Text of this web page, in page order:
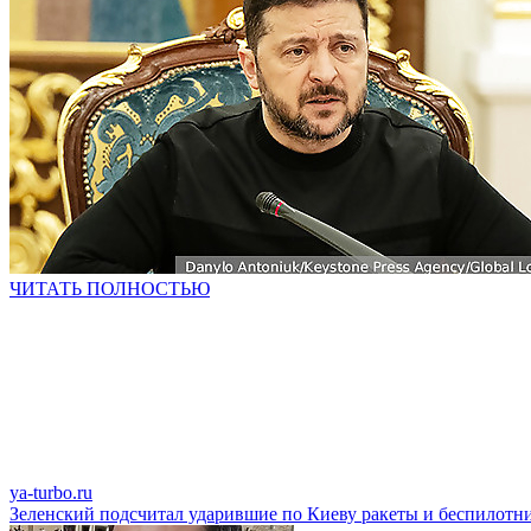
ЧИТАТЬ ПОЛНОСТЬЮ
ya-turbo.ru
Зеленский подсчитал ударившие по Киеву ракеты и